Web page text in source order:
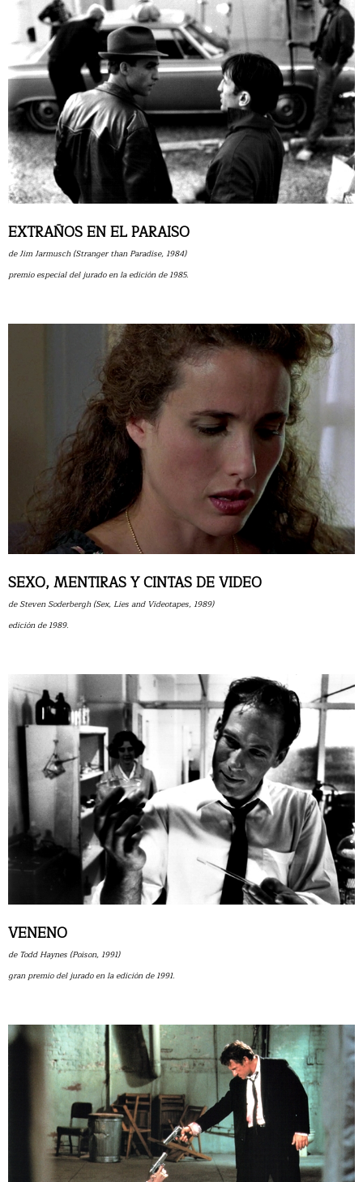
EXTRAÑOS EN EL PARAISO
de Jim Jarmusch (Stranger than Paradise, 1984)
premio especial del jurado en la edición de 1985.
SEXO, MENTIRAS Y CINTAS DE VIDEO
de Steven Soderbergh (Sex, Lies and Videotapes, 1989)
edición de 1989.
VENENO
de Todd Haynes (Poison, 1991)
gran premio del jurado en la edición de 1991.